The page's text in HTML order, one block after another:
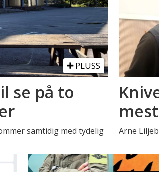
PLUSS
se på to
samtidig med tydelig
Arne